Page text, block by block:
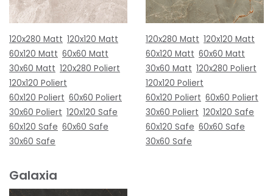
120x280 Matt 120x120 Matt
60x120 Matt 60x60 Matt
30x60 Matt 120x280 Poliert
120x120 Poliert
60x120 Poliert 60x60 Poliert
30x60 Poliert 120x120 Safe
60x120 Safe 60x60 Safe
30x60 Safe
120x280 Matt 120x120 Matt
60x120 Matt 60x60 Matt
30x60 Matt 120x280 Poliert
120x120 Poliert
60x120 Poliert 60x60 Poliert
30x60 Poliert 120x120 Safe
60x120 Safe 60x60 Safe
30x60 Safe
Galaxia